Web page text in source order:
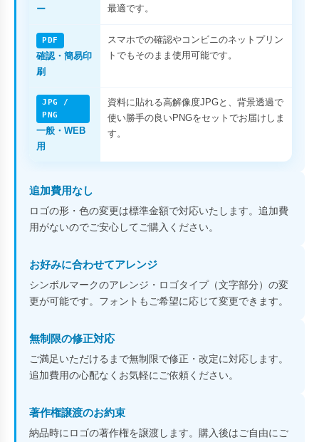
ー
最適です。
PDF
確認・簡易印
刷
スマホでの確認やコンビニのネットプリン
トでもそのまま使用可能です。
JPG /
PNG
一般・WEB
用
資料に貼れる高解像度JPGと、背景透過で
使い勝手の良いPNGをセットでお届けしま
す。
追加費用なし
ロゴの形・色の変更は標準金額で対応いたします。追加費
用がないのでご安心してご購入ください。
お好みに合わせてアレンジ
シンボルマークのアレンジ・ロゴタイプ（文字部分）の変
更が可能です。フォントもご希望に応じて変更できます。
無制限の修正対応
ご満足いただけるまで無制限で修正・改定に対応します。
追加費用の心配なくお気軽にご依頼ください。
著作権譲渡のお約束
納品時にロゴの著作権を譲渡します。購入後はご自由にご